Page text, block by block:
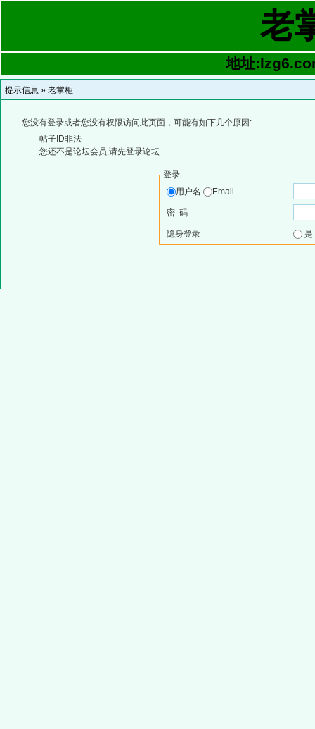
老
地址
提示信息 » 老掌柜
您没有登录或者您没有权限访问此页面，可能有如下几个原因:
帖子ID非法
您还不是论坛会员,请先登录论坛
登录
用户名
Email
密 码
隐身登录